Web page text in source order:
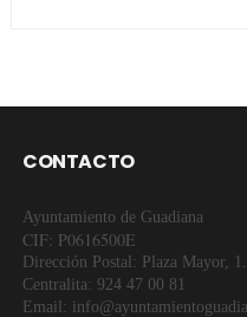
CONTACTO
Ayuntamiento de Guadiana
CIF: P0616500E
Dirección Postal: Plaza Mayor,
Centralita: 924 47 00 81
Email: